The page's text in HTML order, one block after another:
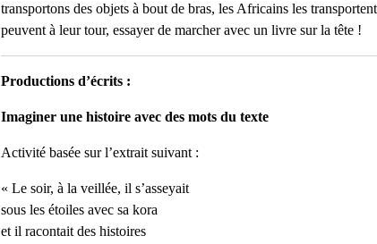
transportons des objets à bout de bras, les Africains les
peuvent à leur tour, essayer de marcher avec un livre sur la tête !
Productions d’écrits :
Imaginer une histoire avec des mots du texte
Activité basée sur l’extrait suivant :
« Le soir, à la veillée, il s’asseyait
sous les étoiles avec sa kora
et il racontait des histoires